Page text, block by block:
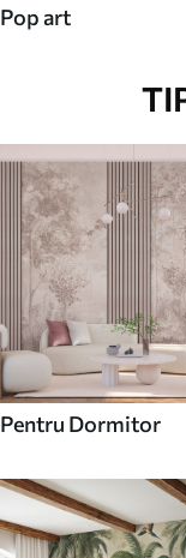
Pop art
Pentru Dormitor